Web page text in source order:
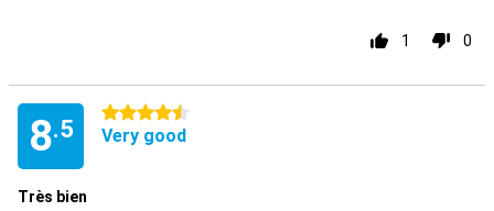
1 0
8.5
4.5 stars
Very good
Très bien